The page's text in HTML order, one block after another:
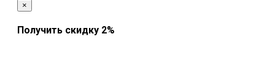
×
Получить скидку 2%